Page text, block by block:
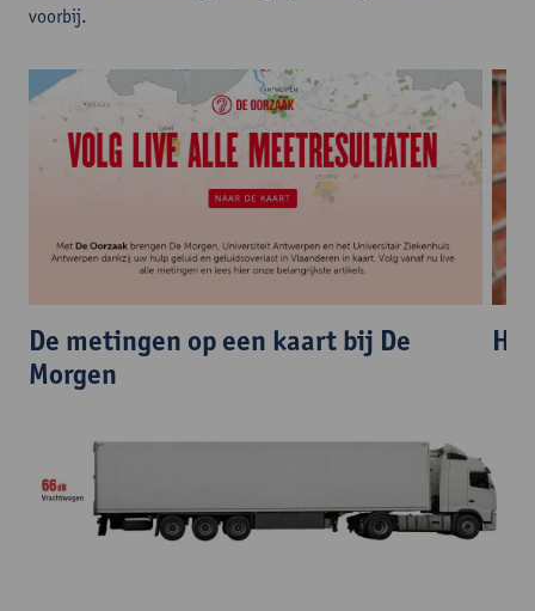
voorbij.
De metingen op een kaart bij De
Morgen